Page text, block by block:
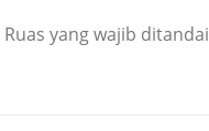
Ruas yang wajib ditandai